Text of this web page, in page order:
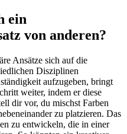
ein
von anderen?
Ansätze sich auf die
Disziplinen
aufzugeben, bringt
weiter, indem er diese
dir vor, du mischst Farben
zu platzieren. Das
zu entwickeln, die in einer